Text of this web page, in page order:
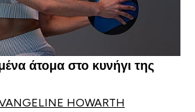
άτομα στο κυνήγι της
HOWARTH